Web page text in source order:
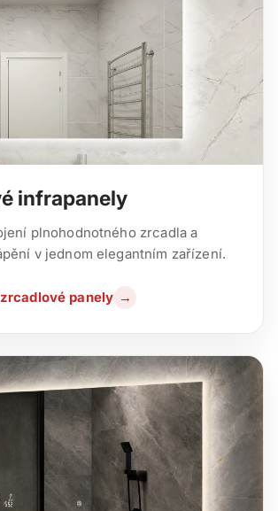
infrapanely
plnohodnotného zrcadla a
v jednom elegantním zařízení.
panely →